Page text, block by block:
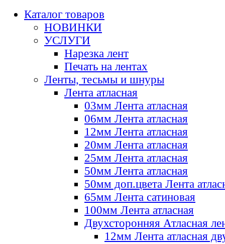
Каталог товаров
НОВИНКИ
УСЛУГИ
Нарезка лент
Печать на лентах
Ленты, тесьмы и шнуры
Лента атласная
03мм Лента атласная
06мм Лента атласная
12мм Лента атласная
20мм Лента атласная
25мм Лента атласная
50мм Лента атласная
50мм доп.цвета Лента
65мм Лента сатиновая
100мм Лента атласная
Двухсторонняя Атласная
12мм Лента атласная